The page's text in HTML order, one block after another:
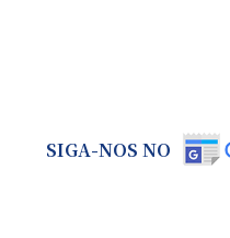
SIGA-NOS NO